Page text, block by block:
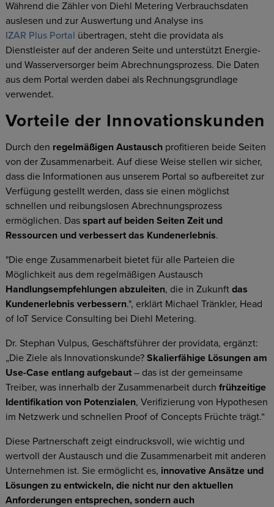
Während die Zähler von Diehl Metering Verbrauchsdaten
auslesen und zur Auswertung und Analyse ins
IZAR Plus Portal übertragen, steht die providata als
Dienstleister auf der anderen Seite und unterstützt Energie-
und Wasserversorger beim Abrechnungsprozess. Die Daten
aus dem Portal werden dabei als Rechnungsgrundlage
verwendet.
Vorteile der Innovationskunden
Durch den regelmäßigen Austauschprofitieren beide Seiten
von der Zusammenarbeit. Auf diese Weise stellen wir sicher,
dass die Informationen aus unserem Portal so aufbereitet zur
Verfügung gestellt werden, dass sie einen möglichst
schnellen und reibungslosen Abrechnungsprozess
ermöglichen. Das spart auf beiden Seiten Zeit und
Ressourcen und verbessert das Kundenerlebnis.
"Die enge Zusammenarbeit bietet für alle Parteien die
Möglichkeit aus dem regelmäßigen Austausch
Handlungsempfehlungen abzuleiten, die in Zukunft das
Kundenerlebnis verbessern.", erklärt Michael Tränkler, Head
of IoT Service Consulting bei Diehl Metering.
Dr. Stephan Vulpus, Geschäftsführer der providata, ergänzt:
„Die Ziele als Innovationskunde? Skalierfähige Lösungen am
Use-Case entlang aufgebaut– das ist der gemeinsame
Treiber, was innerhalb der Zusammenarbeit durch frühzeitige
Identifikation von Potenzialen, Verifizierung von Hypothesen
im Netzwerk und schnellen Proof of Concepts Früchte trägt.“
Diese Partnerschaft zeigt eindrucksvoll, wie wichtig und
wertvoll der Austausch und die Zusammenarbeit mit anderen
Unternehmen ist. Sie ermöglicht es, innovative Ansätze und
Lösungen zu entwickeln, die nicht nur den aktuellen
Anforderungen entsprechen, sondern auch